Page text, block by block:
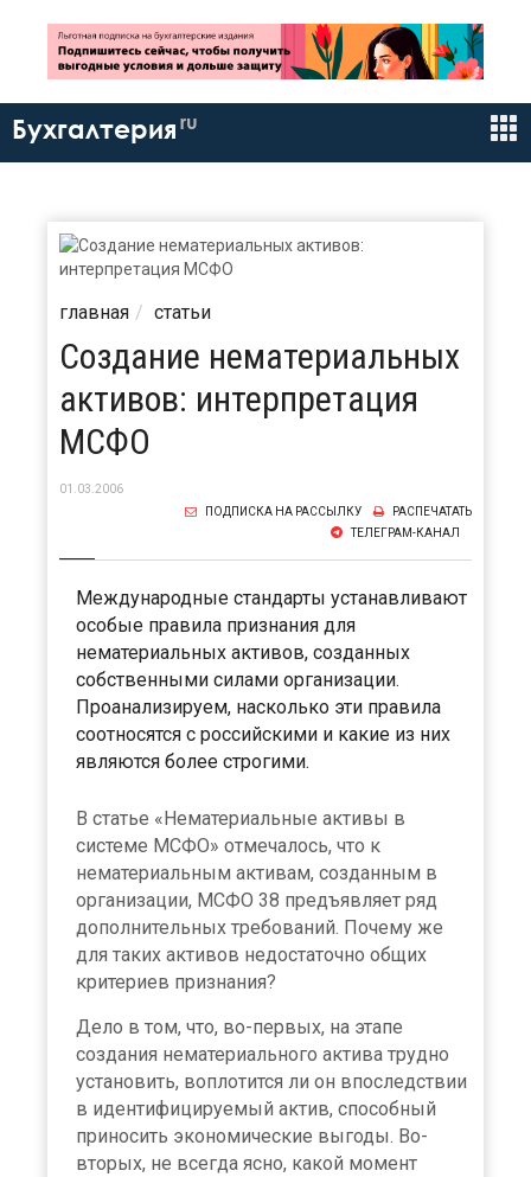
Бухгалтерия ru
главная статьи
Создание нематериальных
активов: интерпретация
МСФО
01.03.2006
РАСПЕЧАТАТЬ
ПОДПИСКА НА РАССЫЛКУ
ТЕЛЕГРАМ-КАНАЛ
Международные стандарты устанавливают
особые правила признания для
нематериальных активов, созданных
собственными силами организации.
Проанализируем, насколько эти правила
соотносятся с российскими и какие из них
являются более строгими.
В статье «Нематериальные активы в
системе МСФО» отмечалось, что к
нематериальным активам, созданным в
организации, МСФО 38 предъявляет ряд
дополнительных требований. Почему же
для таких активов недостаточно общих
критериев признания?
Дело в том, что, во-первых, на этапе
создания нематериального актива трудно
установить, воплотится ли он впоследствии
в идентифицируемый актив, способный
приносить экономические выгоды. Во-
вторых, не всегда ясно, какой момент